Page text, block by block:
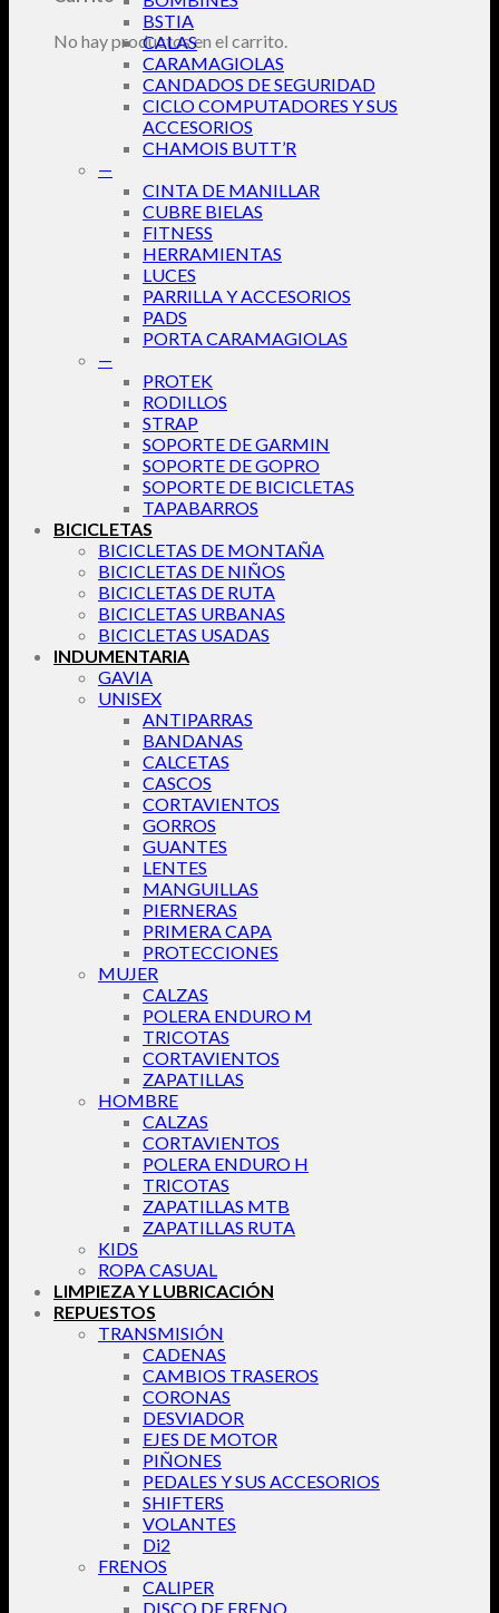
No hay productos en el carrito.
BSTIA
CALAS
CARAMAGIOLAS
CANDADOS DE SEGURIDAD
CICLO COMPUTADORES Y SUS
ACCESORIOS
CHAMOIS BUTT’R
—
CINTA DE MANILLAR
CUBRE BIELAS
FITNESS
HERRAMIENTAS
LUCES
PARRILLA Y ACCESORIOS
PADS
PORTA CARAMAGIOLAS
—
PROTEK
RODILLOS
STRAP
SOPORTE DE GARMIN
SOPORTE DE GOPRO
SOPORTE DE BICICLETAS
TAPABARROS
BICICLETAS
BICICLETAS DE MONTAÑA
BICICLETAS DE NIÑOS
BICICLETAS DE RUTA
BICICLETAS URBANAS
BICICLETAS USADAS
INDUMENTARIA
GAVIA
UNISEX
ANTIPARRAS
BANDANAS
CALCETAS
CASCOS
CORTAVIENTOS
GORROS
GUANTES
LENTES
MANGUILLAS
PIERNERAS
PRIMERA CAPA
PROTECCIONES
MUJER
CALZAS
POLERA ENDURO M
TRICOTAS
CORTAVIENTOS
ZAPATILLAS
HOMBRE
CALZAS
CORTAVIENTOS
POLERA ENDURO H
TRICOTAS
ZAPATILLAS MTB
ZAPATILLAS RUTA
KIDS
ROPA CASUAL
LIMPIEZA Y LUBRICACIÓN
REPUESTOS
TRANSMISIÓN
CADENAS
CAMBIOS TRASEROS
CORONAS
DESVIADOR
EJES DE MOTOR
PIÑONES
PEDALES Y SUS ACCESORIOS
SHIFTERS
VOLANTES
Di2
FRENOS
CALIPER
DISCO DE FRENO